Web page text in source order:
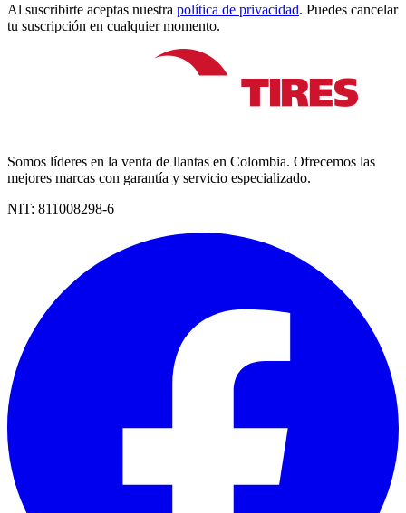
Al suscribirte aceptas nuestra política de privacidad. Puedes cancelar
tu suscripción en cualquier momento.
Somos líderes en la venta de llantas en Colombia. Ofrecemos las
mejores marcas con garantía y servicio especializado.
NIT: 811008298-6